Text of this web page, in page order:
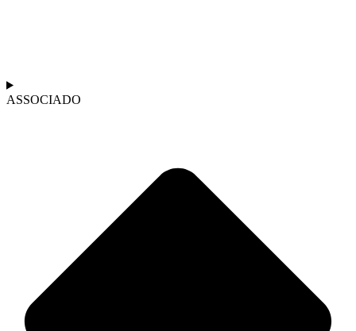
ASSOCIADO